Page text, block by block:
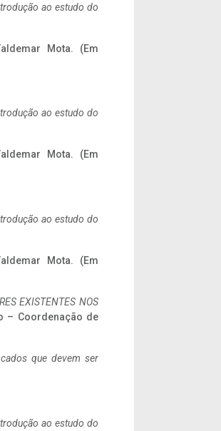
ao estudo do
Mota. (Em
ao estudo do
Mota. (Em
ao estudo do
Mota. (Em
EXISTENTES NOS
– Coordenação de
que devem ser
ao estudo do